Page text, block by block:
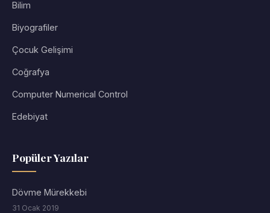
Bilim
Biyografiler
Çocuk Gelişimi
Coğrafya
Computer Numerical Control
Edebiyat
Popüler Yazılar
Dövme Mürekkebi
31 Ocak 2019